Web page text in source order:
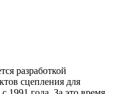
разработкой
сцепления для